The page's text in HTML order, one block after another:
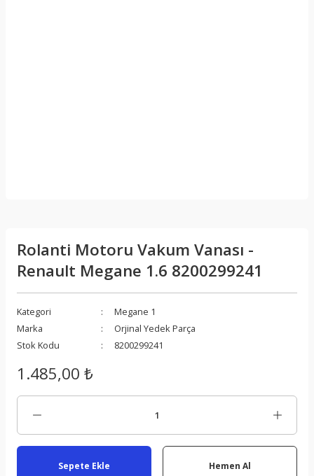
Rolanti Motoru Vakum Vanası -
Renault Megane 1.6 8200299241
Kategori
Megane 1
Marka
Orjinal Yedek Parça
Stok Kodu
8200299241
1.485,00 ₺
Sepete Ekle Hemen Al